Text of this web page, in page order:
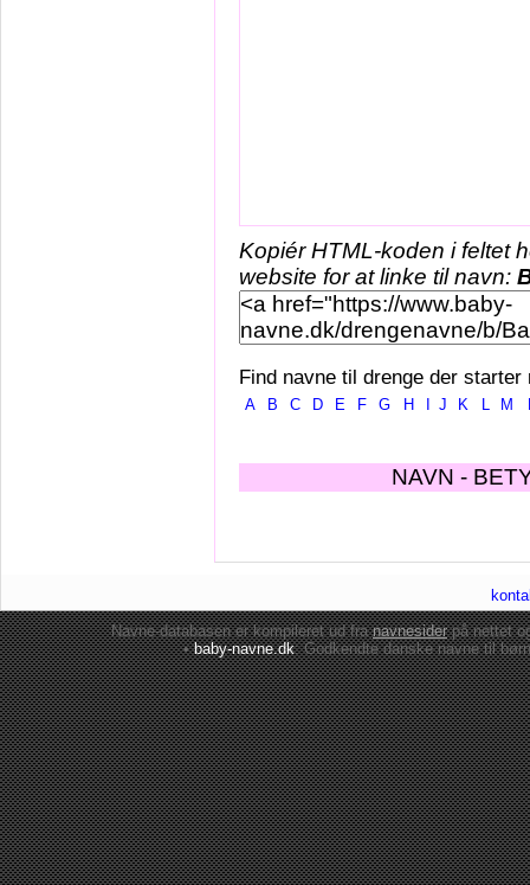
Kopiér HTML-koden i feltet
website for at linke til navn:
Find navne til drenge der starter
A B C D E F G H J K L M
NAVN -
Navne-databasen er kompileret ud franavnesiderpå nettet
•baby-navne.dk: Godkendte danskenavne til børn